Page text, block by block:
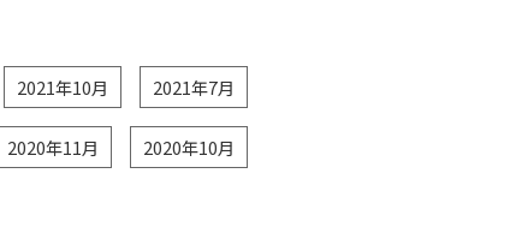
2021年10月 2021年7月
2020年11月 2020年10月